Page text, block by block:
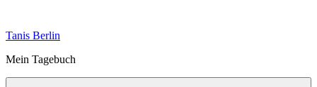
springen
Tanis Berlin
Mein Tagebuch